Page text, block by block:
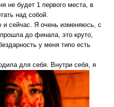
не будет 1 первого места, в
над собой.
сейчас. Я очень изменяюсь, с
до финала, это круто,
у меня типо есть
для себя. Внутри себя, я